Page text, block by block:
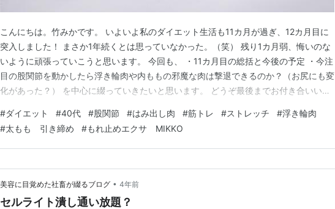
こんにちは。竹みかです。 いよいよ私のダイエット生活も11カ月が過ぎ、12カ月目に
突入しました！ まさか1年続くとは思っていなかった。（笑） 残り1カ月弱、悔いのな
いように頑張っていこうと思います。 今回も、 ・11カ月目の総括と今後の予定 ・今注
目の股関節を動かしたら浮き輪肉や内ももの邪魔な肉は撃退できるのか？（お尻にも変
化があった？） を中心に綴っていきたいと思います。 どうぞ最後までお付き合いいた
変化は？ ＜見た目＞ ＜感覚的なもの＞ この1カ月やってきこと、そして今後の予定
は？ ＜食事＞ ＜運動＞ ＜普段…
#ダイエット #40代 #股関節 #はみ出し肉 #筋トレ #ストレッチ #浮き輪肉
#太もも 引き締め #もれ止めエクサ MIKKO
美容に目覚めた社畜が綴るブログ • 4年前
セルライト潰し通い放題？